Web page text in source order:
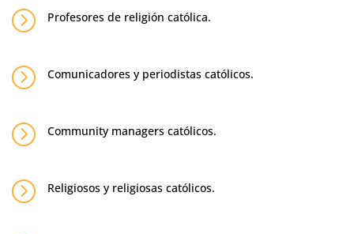
= Profesores de religión católica.
= Comunicadores y periodistas católicos.
= Community managers católicos.
= Religiosos y religiosas católicos.